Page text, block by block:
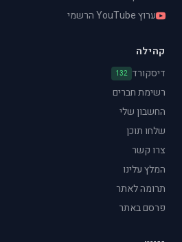
ערוץ YouTube הרשמי
קהילה
דיסקורד 132
רשימת חברים
החשבון שלי
שלחו תוכן
צרו קשר
המלץ עלינו
תרומה לאתר
פרסם באתר